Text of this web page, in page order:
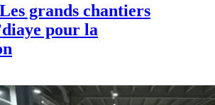
grands chantiers
pour la